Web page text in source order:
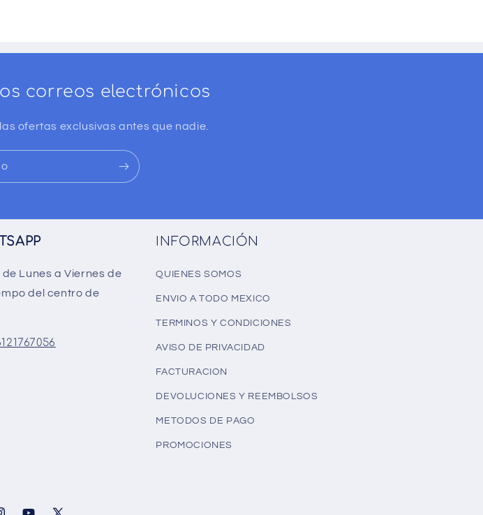
correos electrónicos
ofertas exclusivas antes que nadie.
Lunes a Viernes de
del centro de
INFORMACIÓN
QUIENES SOMOS
ENVIO A TODO MEXICO
TERMINOS Y CONDICIONES
AVISO DE PRIVACIDAD
FACTURACION
DEVOLUCIONES Y REEMBOLSOS
METODOS DE PAGO
PROMOCIONES